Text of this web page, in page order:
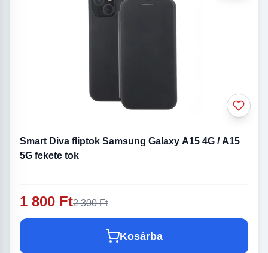
Smart Diva fliptok Samsung Galaxy A15 4G / A15
5G fekete tok
1 800 Ft2 300 Ft
Kosárba